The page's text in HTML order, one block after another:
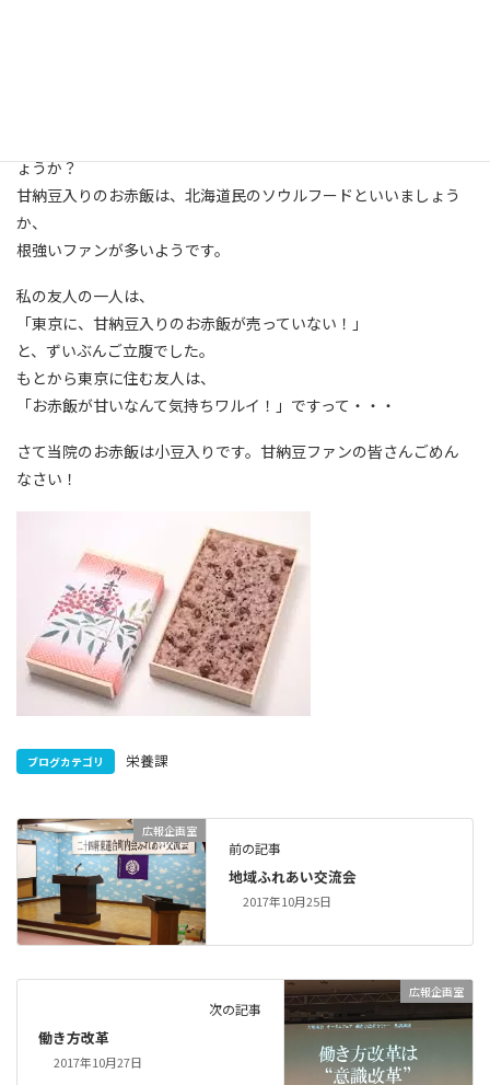
ょうか？
甘納豆入りのお赤飯は、北海道民のソウルフードといいましょう
か、
根強いファンが多いようです。
私の友人の一人は、
「東京に、甘納豆入りのお赤飯が売っていない！」
と、ずいぶんご立腹でした。
もとから東京に住む友人は、
「お赤飯が甘いなんて気持ちワルイ！」ですって・・・
さて当院のお赤飯は小豆入りです。甘納豆ファンの皆さんごめん
なさい！
ブログカテゴリ 栄養課
広報企画室
前の記事
地域ふれあい交流会
2017年10月25日
広報企画室
次の記事
働き方改革
2017年10月27日